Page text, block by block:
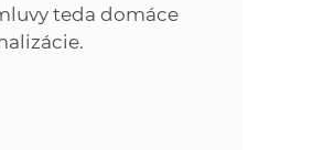
teda domáce